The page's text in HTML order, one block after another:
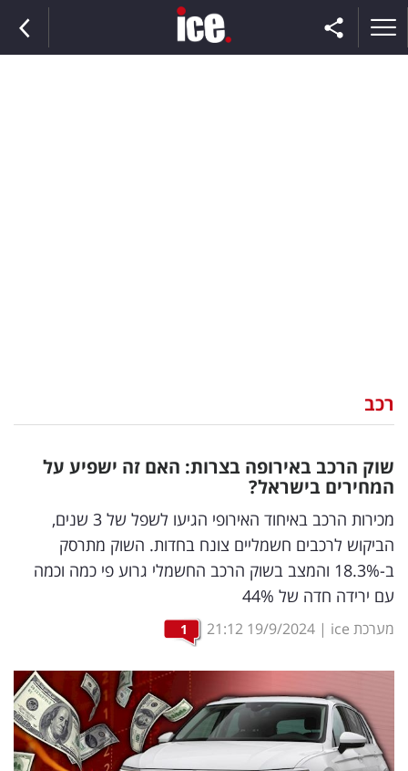
וצרכנות
דיגיטל
וטק
שיווק
ופרסום
משפט
מדדים
ומחקרים
דעות
רכב
שוק הרכב באירופה בצרות: האם זה ישפיע על
המחירים בישראל?
מכירות הרכב באיחוד האירופי הגיעו לשפל של 3 שנים,
הביקוש לרכבים חשמליים צונח בחדות. השוק מתרסק
ב-18.3% והמצב בשוק הרכב החשמלי גרוע פי כמה וכמה
עם ירידה חדה של 44%
מערכת ice |
19/9/2024
21:12
1